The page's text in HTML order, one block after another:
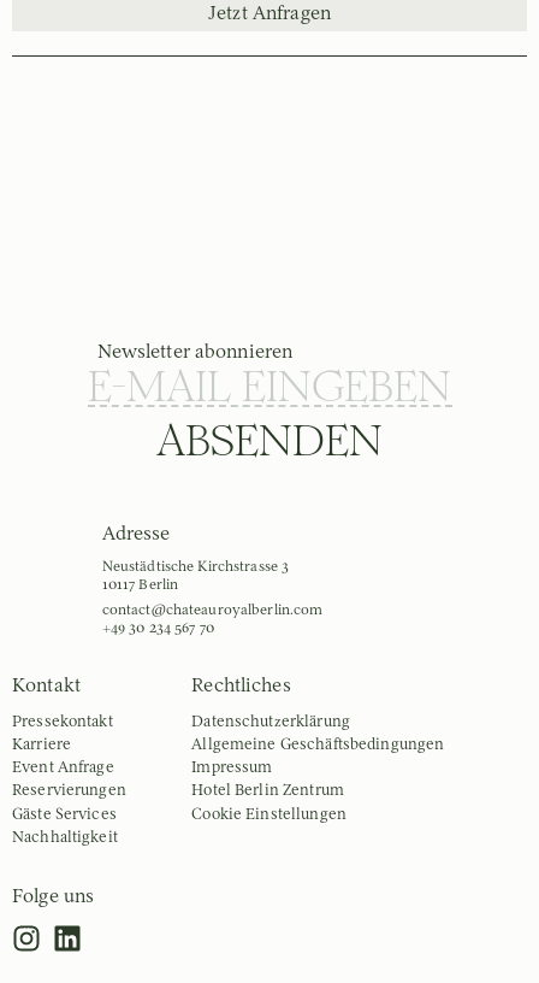
Jetzt Anfragen
Newsletter abonnieren
ABSENDEN
Adresse
Neustädtische Kirchstrasse 3
10117 Berlin
contact@chateauroyalberlin.com
+49 30 234 567 70
Kontakt
Pressekontakt
Karriere
Event Anfrage
Reservierungen
Gäste Services
Nachhaltigkeit
Rechtliches
Datenschutz­erklärung
Allgemeine Geschäfts­bedingungen
Impressum
Hotel Berlin Zentrum
Cookie Einstellungen
Folge uns